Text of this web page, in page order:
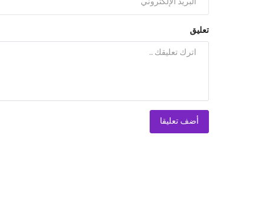
تعليق
أضف تعليقا